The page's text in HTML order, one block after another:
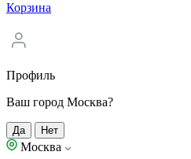
Корзина
Профиль
Ваш город Москва?
Да Нет
Москва